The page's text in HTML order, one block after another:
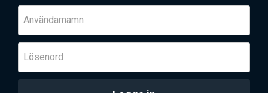
Användarnamn
Lösenord